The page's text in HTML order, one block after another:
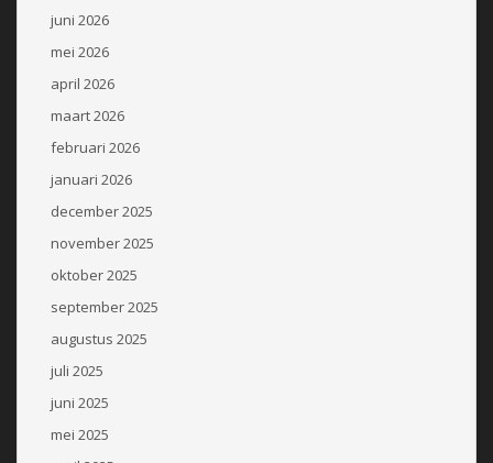
juni 2026
mei 2026
april 2026
maart 2026
februari 2026
januari 2026
december 2025
november 2025
oktober 2025
september 2025
augustus 2025
juli 2025
juni 2025
mei 2025